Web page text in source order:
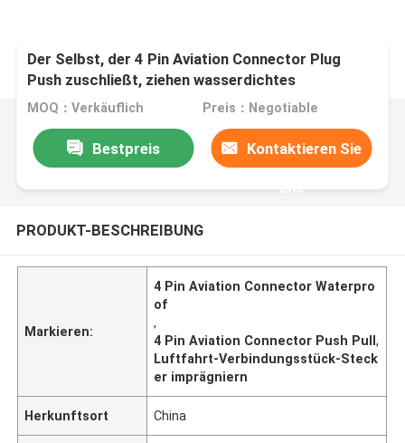
Der Selbst, der 4 Pin Aviation Connector Plug
Push zuschließt, ziehen wasserdichtes
MOQ：Verkäuflich Preis：Negotiable
Bestpreis Kontaktieren Sie
uns
PRODUKT-BESCHREIBUNG
Markieren:
4 Pin Aviation Connector Waterpro
of
,
4 Pin Aviation Connector Push Pull,
Luftfahrt-Verbindungsstück-Steck
er imprägniern
Herkunftsort China